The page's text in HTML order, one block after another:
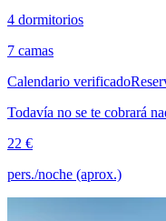
4 dormitorios
7 camas
Calendario verificado
Todavía no se te cobrará
22 €
pers./noche (aprox.)